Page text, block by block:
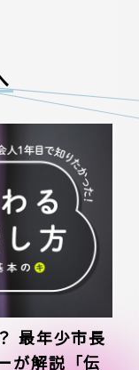
最年少市長
が解説「伝